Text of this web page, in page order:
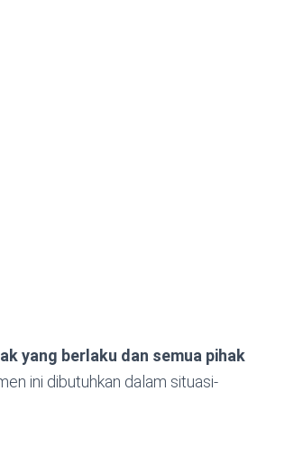
yang berlaku dan semua pihak
ini dibutuhkan dalam situasi-